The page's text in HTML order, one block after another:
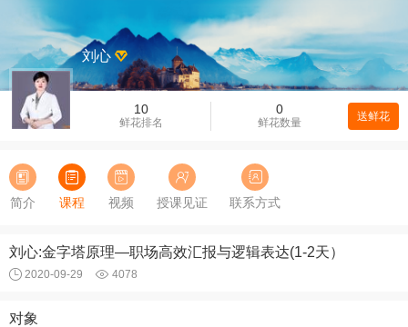
10
鲜花排名
0
鲜花数量 送鲜花
刘心
简介 课程 视频 授课见证 联系方式
刘心:金字塔原理—职场高效汇报与逻辑表达(1-2天）
2020-09-29 4078
对象